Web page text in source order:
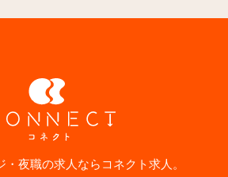
夜職の求人ならコネクト求人。